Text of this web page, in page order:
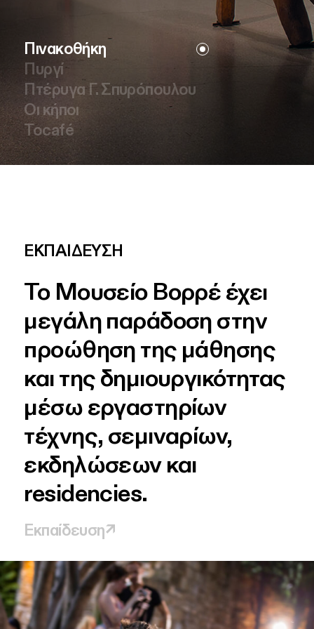
Πινακοθήκη
Πυργί
Πτέρυγα Γ. Σπυρόπουλου
Οι κήποι
Tocafé
ΕΚΠΑΙΔΕΥΣΗ
Το Μουσείο Βορρέέχει
μεγάληπαράδοσηστην
προώθησητης μάθησης
καιτηςδημιουργικότητας
μέσωεργαστηρίων
τέχνης, σεμιναρίων,
εκδηλώσεωνκαι
residencies.
Εκπαίδευση↗